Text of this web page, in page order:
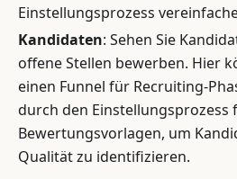
Einstellungsprozess
Kandidaten: Sehen Sie
offene Stellen bewerben. Hier
einen Funnel für Recruiting-
durch den Einstellungsprozess
Bewertungsvorlagen, um
Qualität zu identifizieren.